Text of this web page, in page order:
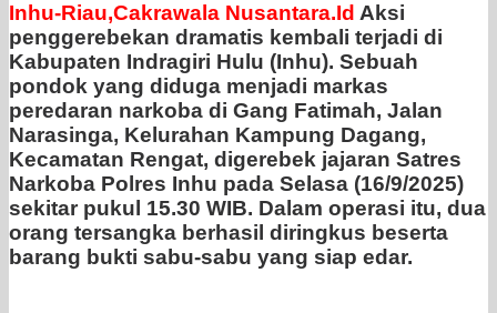
Inhu-Riau,Cakrawala Nusantara.Id Aksi
penggerebekan dramatis kembali terjadi di
Kabupaten Indragiri Hulu (Inhu). Sebuah
pondok yang diduga menjadi markas
peredaran narkoba di Gang Fatimah, Jalan
Narasinga, Kelurahan Kampung Dagang,
Kecamatan Rengat, digerebek jajaran Satres
Narkoba Polres Inhu pada Selasa (16/9/2025)
sekitar pukul 15.30 WIB. Dalam operasi itu, dua
orang tersangka berhasil diringkus beserta
barang bukti sabu-sabu yang siap edar.